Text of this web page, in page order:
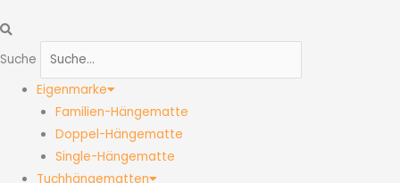
Suche
Eigenmarke
Familien-Hängematte
Doppel-Hängematte
Single-Hängematte
Tuchhängematten